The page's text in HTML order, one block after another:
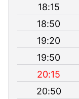
18:15
18:50
19:20
19:50
20:15
20:50